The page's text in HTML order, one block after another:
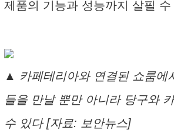
제품의 기능과 성능까지 살필
▲ 카페테리아와 연결된 쇼룸에
들을 만날 뿐만 아니라 당구와
수 있다 [자료: 보안뉴스]